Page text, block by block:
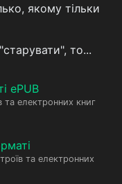
якому тільки
то...
ePUB
електронних книг
та електронних